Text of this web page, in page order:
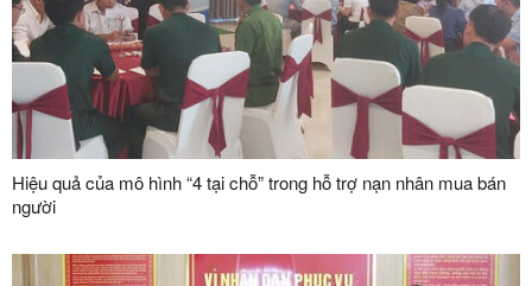
Hiệu quả của mô hình “4 tại chỗ” trong hỗ trợ nạn nhân mua bán
người